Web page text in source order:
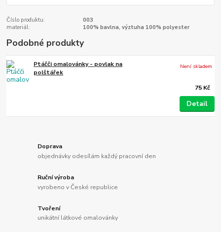
Číslo produktu:
003
materiál:
100% bavlna, výztuha 100% polyester
Podobné produkty
Ptáčči omalovánky - povlak na
polštářek
75 Kč
Není skladem
Detail
Doprava
objednávky odesílám každý pracovní den
Ruční výroba
vyrobeno v České republice
Tvoření
unikátní látkové omalovánky